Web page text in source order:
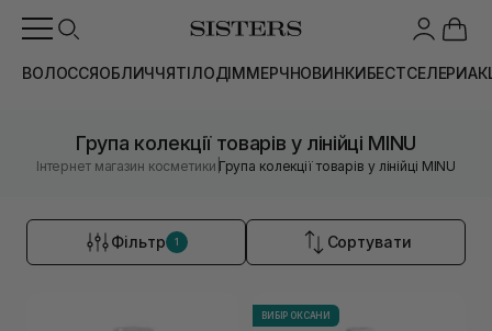
ВОЛОССЯОБЛИЧЧЯТІЛОДІММЕРЧНОВИНКИБЕСТСЕЛЕРИ
Група колекції товарів у лінійці MINU
Інтернет магазин косметики |Група колекції товарів у лінійці MINU
Фільтр 1 Сортувати
ВИБІР ОКСАНИ